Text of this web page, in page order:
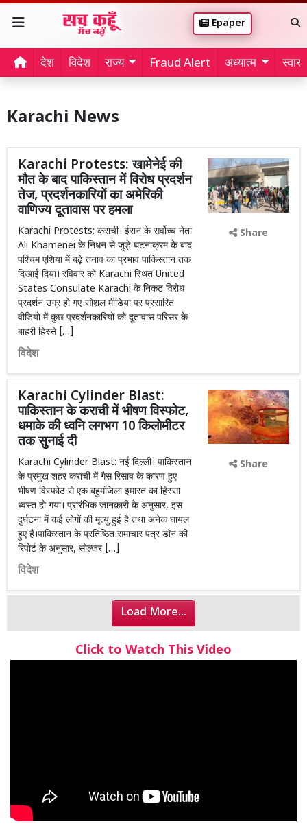
Epaper
देश विदेश राज्य Fraud Alert अध्यात्म
Karachi News
Karachi Protests: खामेनेई की
मौत के बाद पाकिस्तान में विरोध प्रदर्शन
तेज, प्रदर्शनकारियों का अमेरिकी
वाणिज्य दूतावास पर हमला
Karachi Protests: कराची। ईरान के सर्वोच्च नेता
Ali Khamenei के निधन से जुड़े घटनाक्रम के बाद
पश्चिम एशिया में बढ़े तनाव का प्रभाव पाकिस्तान तक
दिखाई दिया। रविवार को Karachi स्थित United
States Consulate Karachi के निकट विरोध
प्रदर्शन उग्र हो गए।सोशल मीडिया पर प्रसारित
वीडियो में कुछ प्रदर्शनकारियों को दूतावास परिसर के
बाहरी हिस्से […]
विदेश
Share
Karachi Cylinder Blast:
पाकिस्तान के कराची में भीषण विस्फोट,
धमाके की ध्वनि लगभग 10 किलोमीटर
तक सुनाई दी
Karachi Cylinder Blast: नई दिल्ली। पाकिस्तान
के प्रमुख शहर कराची में गैस रिसाव के कारण हुए
भीषण विस्फोट से एक बहुमंजिला इमारत का हिस्सा
ध्वस्त हो गया। प्रारंभिक जानकारी के अनुसार, इस
दुर्घटना में कई लोगों की मृत्यु हुई है तथा अनेक घायल
हुए हैं।पाकिस्तान के प्रतिष्ठित समाचार पत्र डॉन की
रिपोर्ट के अनुसार, सोल्जर […]
विदेश
Share
Load More...
Click to Watch This Video